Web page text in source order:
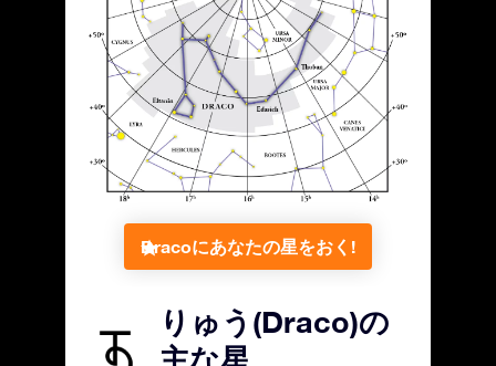
Dracoにあなたの星をおく!
りゅう(Draco)の